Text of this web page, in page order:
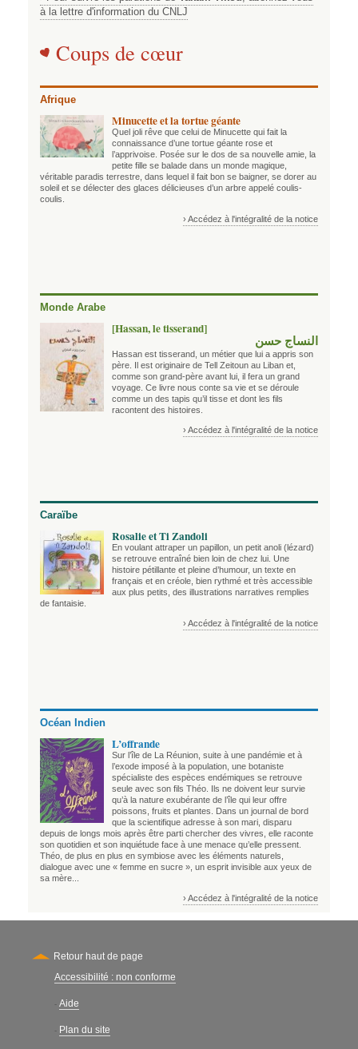
à la lettre d'information du CNLJ
Coups de cœur
Afrique
Minucette et la tortue géante
Quel joli rêve que celui de Minucette qui fait la
connaissance d’une tortue géante rose et
l’apprivoise. Posée sur le dos de sa nouvelle amie, la
petite fille se balade dans un monde magique,
véritable paradis terrestre, dans lequel il fait bon se baigner, se dorer au
soleil et se délecter des glaces délicieuses d’un arbre appelé coulis-
coulis.
› Accédez à l'intégralité de la notice
Monde Arabe
[Hassan, le tisserand]
النساج حسن
Hassan est tisserand, un métier que lui a appris son
père. Il est originaire de Tell Zeitoun au Liban et,
comme son grand-père avant lui, il fera un grand
voyage. Ce livre nous conte sa vie et se déroule
comme un des tapis qu’il tisse et dont les fils
racontent des histoires.
› Accédez à l'intégralité de la notice
Caraïbe
Rosalie et Ti Zandoli
En voulant attraper un papillon, un petit anoli (lézard)
se retrouve entraîné bien loin de chez lui. Une
histoire pétillante et pleine d’humour, un texte en
français et en créole, bien rythmé et très accessible
aux plus petits, des illustrations narratives remplies
de fantaisie.
› Accédez à l'intégralité de la notice
Océan Indien
L’offrande
Sur l’île de La Réunion, suite à une pandémie et à
l’exode imposé à la population, une botaniste
spécialiste des espèces endémiques se retrouve
seule avec son fils Théo. Ils ne doivent leur survie
qu’à la nature exubérante de l’île qui leur offre
poissons, fruits et plantes. Dans un journal de bord
que la scientifique adresse à son mari, disparu
depuis de longs mois après être parti chercher des vivres, elle raconte
son quotidien et son inquiétude face à une menace qu’elle pressent.
Théo, de plus en plus en symbiose avec les éléments naturels,
dialogue avec une « femme en sucre », un esprit invisible aux yeux de
sa mère...
› Accédez à l'intégralité de la notice
Retour haut de page
Secondary
Accessibilité : non conforme
- Aide
- Plan du site